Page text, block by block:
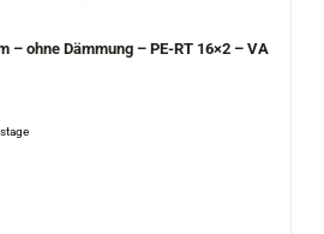
– ohne Dämmung – PE-RT 16×2 – VA